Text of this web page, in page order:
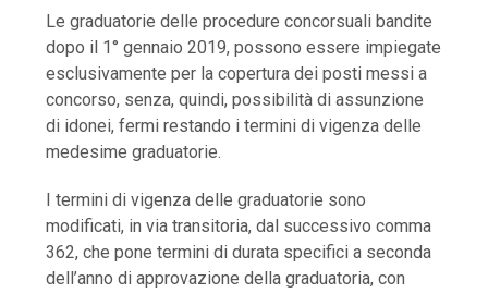
Le graduatorie delle procedure concorsuali bandite
dopo il 1° gennaio 2019, possono essere impiegate
esclusivamente per la copertura dei posti messi a
concorso, senza, quindi, possibilità di assunzione
di idonei, fermi restando i termini di vigenza delle
medesime graduatorie.
I termini di vigenza delle graduatorie sono
modificati, in via transitoria, dal successivo comma
362, che pone termini di durata specifici a seconda
dell’anno di approvazione della graduatoria, con